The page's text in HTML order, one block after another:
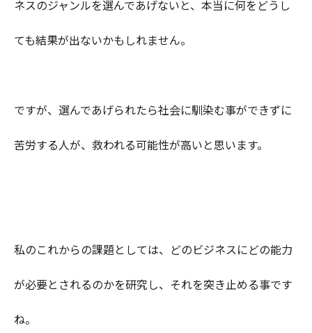
ネスのジャンルを選んであげないと、本当に何をどうし
ても結果が出ないかもしれません。
ですが、選んであげられたら社会に馴染む事ができずに
苦労する人が、救われる可能性が高いと思います。
私のこれからの課題としては、どのビジネスにどの能力
が必要とされるのかを研究し、それを突き止める事です
ね。